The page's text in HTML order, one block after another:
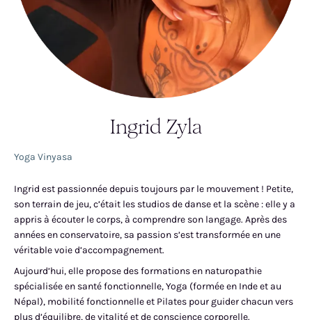
Ingrid Zyla
Yoga Vinyasa
Ingrid est passionnée depuis toujours par le mouvement ! Petite,
son terrain de jeu, c’était les studios de danse et la scène : elle y a
appris à écouter le corps, à comprendre son langage. Après des
années en conservatoire, sa passion s’est transformée en une
véritable voie d’accompagnement.
Aujourd’hui, elle propose des formations en naturopathie
spécialisée en santé fonctionnelle, Yoga (formée en Inde et au
Népal), mobilité fonctionnelle et Pilates pour guider chacun vers
plus d’équilibre, de vitalité et de conscience corporelle.